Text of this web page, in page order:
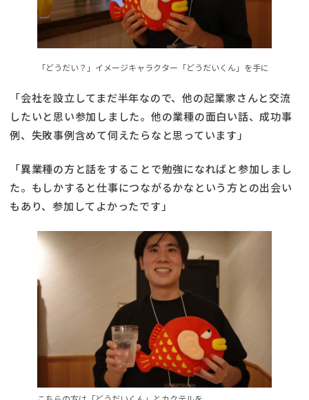
「どうだい？」イメージキャラクター「どうだいくん」を手に
「会社を設立してまだ半年なので、他の起業家さんと交流
したいと思い参加しました。他の業種の面白い話、成功事
例、失敗事例含めて伺えたらなと思っています」
「異業種の方と話をすることで勉強になればと参加しまし
た。もしかすると仕事につながるかなという方との出会い
もあり、参加してよかったです」